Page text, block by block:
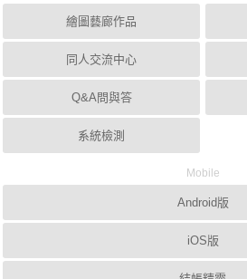
繪圖藝廊作品
同人交流中心
Q&A問與答
系統檢測
Mobile
Android版
iOS版